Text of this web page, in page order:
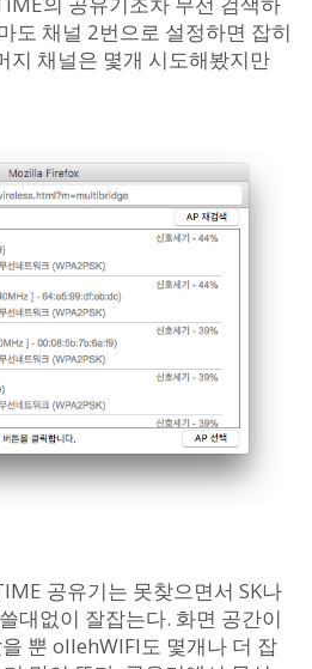
도 채널 2번으로 설정하면 잡히
지 채널은 몇개 시도해봤지만
공유기는 못찾으면서 SK나
대없이 잘잡는다. 화면 공간이
뿐 ollehWIFI도 몇개나 더 잡